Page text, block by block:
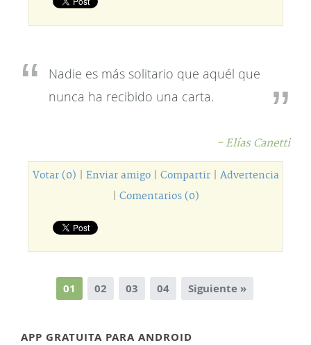
Nadie es más solitario que aquél que
nunca ha recibido una carta.
- Elías Canetti
Votar (0) Enviar amigo| Compartir| Advertencia
Comentarios (0)
01 02 03 04 Siguiente »
APP GRATUITA PARA ANDROID